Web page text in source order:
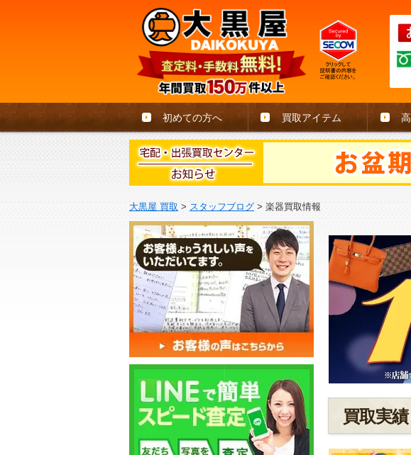
初めての方へ 買取アイテム
大黒屋 買取 > スタッフブログ > 楽器買取情報
買取実